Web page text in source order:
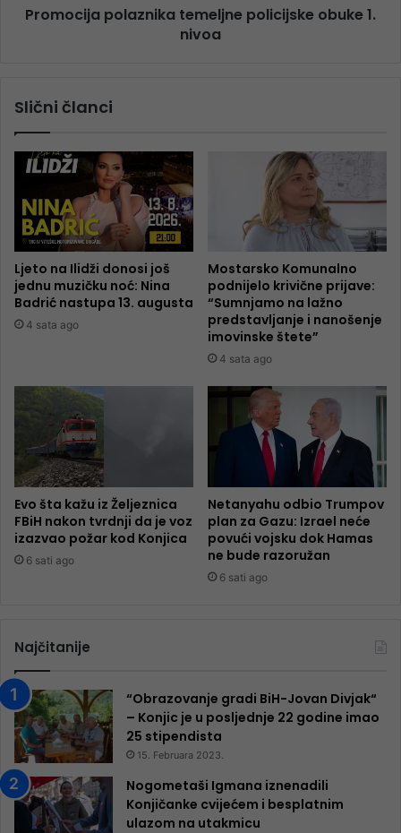
Promocija polaznika temeljne policijske obuke 1.
nivoa
Slični članci
Ljeto na Ilidži donosi još
jednu muzičku noć: Nina
Badrić nastupa 13. augusta
4 sata ago
Mostarsko Komunalno
podnijelo krivične prijave:
“Sumnjamo na lažno
predstavljanje i nanošenje
imovinske štete”
4 sata ago
Evo šta kažu iz Željeznica
FBiH nakon tvrdnji da je voz
izazvao požar kod Konjica
6 sati ago
Netanyahu odbio Trumpov
plan za Gazu: Izrael neće
povući vojsku dok Hamas
ne bude razoružan
6 sati ago
Najčitanije
“Obrazovanje gradi BiH-Jovan Divjak“
– Konjic je u posljednje 22 godine imao
25 ​​stipendista
15. Februara 2023.
Nogometaši Igmana iznenadili
Konjičanke cvijećem i besplatnim
ulazom na utakmicu